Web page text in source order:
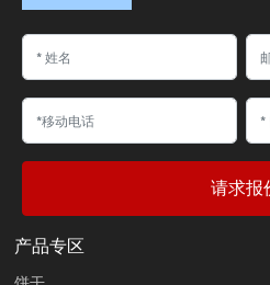
请求报
产品专区